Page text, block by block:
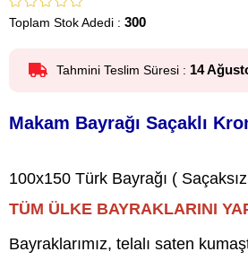
Toplam Stok Adedi : 300
Tahmini Teslim Süresi : 14
Makam Bayrağı Saçaklı
100x150 Türk Bayrağı (
TÜM ÜLKE BAYRAKLARINI
Bayraklarımız, telalı saten